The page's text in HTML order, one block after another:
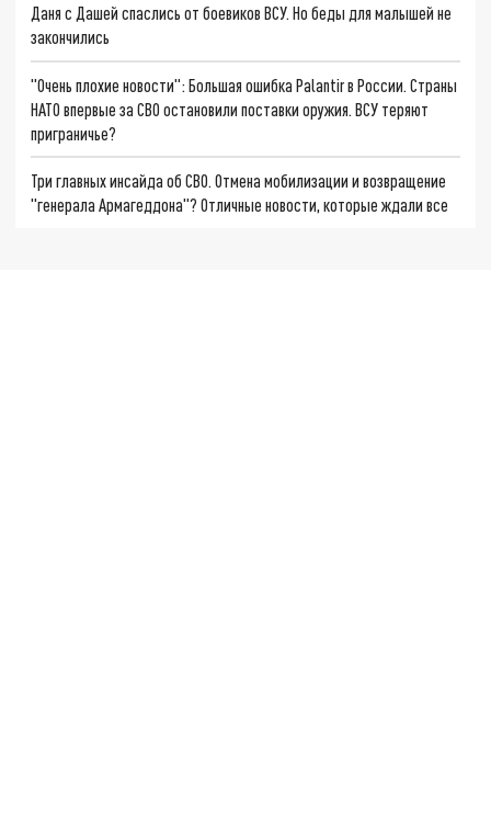
Даня с Дашей спаслись от боевиков ВСУ. Но беды для малышей не
закончились
"Очень плохие новости": Большая ошибка Palantir в России. Страны
НАТО впервые за СВО остановили поставки оружия. ВСУ теряют
приграничье?
Три главных инсайда об СВО. Отмена мобилизации и возвращение
"генерала Армагеддона"? Отличные новости, которые ждали все